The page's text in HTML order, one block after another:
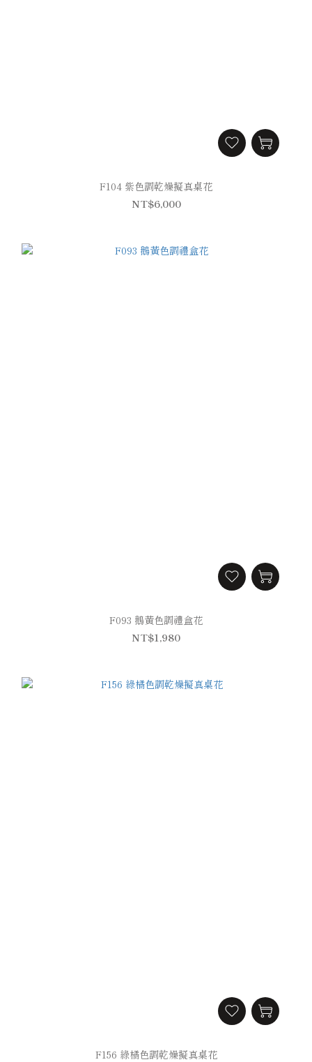
F104 紫色調乾燥擬真桌花
NT$6,000
F093 鵝黃色調禮盒花
NT$1,980
F156 綠橘色調乾燥擬真桌花